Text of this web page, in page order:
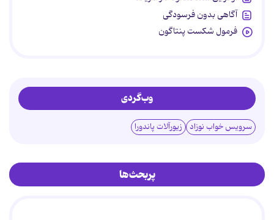
آگاهی بدون فرسودگی
فرمول شکست پنتاگون
وب‌گردی
سرویس خواب نوزاد زیورآلات پاندورا
پربحث‌ها